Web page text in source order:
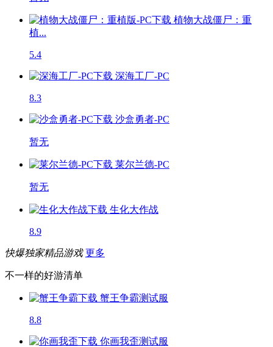
植物大战僵尸：重
植...
5.4
深海工厂-PC
8.3
沙盒勇者-PC
暂无
莱尔兰德-PC
暂无
生化大作战
8.9
快爆独家精品游戏 更多
不一样的好游清单
蟹王争霸测试服
8.8
你画我歪测试服